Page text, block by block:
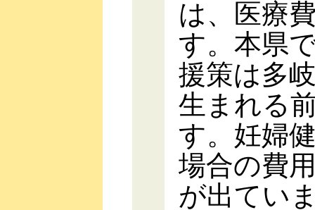
は、医療
す。本県
援策は多
生まれる
す。妊婦
場合の費
が出てい